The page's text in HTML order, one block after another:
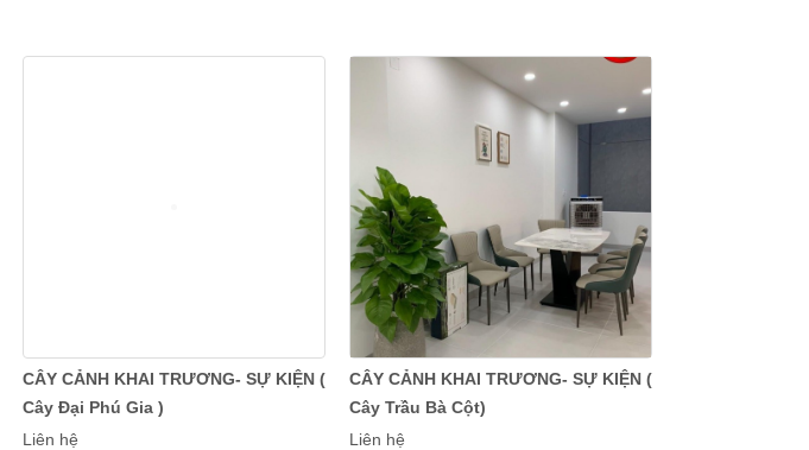
CÂY CẢNH KHAI TRƯƠNG- SỰ KIỆN (
Cây Đại Phú Gia )
Liên hệ
CÂY CẢNH KHAI TRƯƠNG- SỰ KIỆN (
Cây Trầu Bà Cột)
Liên hệ